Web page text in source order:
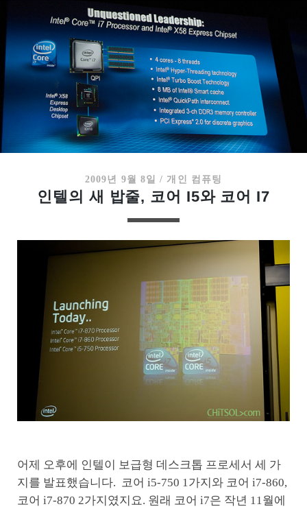
2009년 9월 8일 / 개인 컴퓨팅
인텔의 새 밥줄, 코어 I5와 코어 I7
어제 오후에 인텔이 보급형 데스크톱 프로세서 세 가
지를 발표했습니다. 코어 i5-750 1가지와 코어 i7-860,
코어 i7-870 2가지였지요. 원래 코어 i7은 작년 11월에